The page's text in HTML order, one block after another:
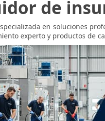
de
en soluciones
experto y productos de